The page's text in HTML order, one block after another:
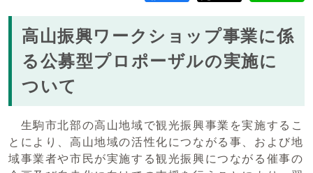
高山振興ワークショップ事業に係
る公募型プロポーザルの実施に
ついて
生駒市北部の高山地域で観光振興事業を実施するこ
とにより、高山地域の活性化につながる事、および地
域事業者や市民が実施する観光振興につながる催事の